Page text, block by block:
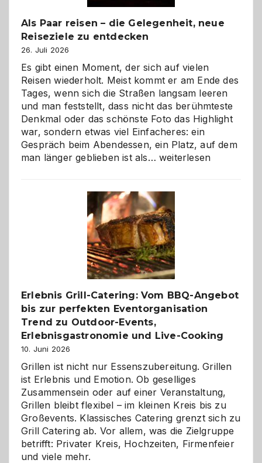
Als Paar reisen – die Gelegenheit, neue
Reiseziele zu entdecken
26. Juli 2026
Es gibt einen Moment, der sich auf vielen
Reisen wiederholt. Meist kommt er am Ende des
Tages, wenn sich die Straßen langsam leeren
und man feststellt, dass nicht das berühmteste
Denkmal oder das schönste Foto das Highlight
war, sondern etwas viel Einfacheres: ein
Gespräch beim Abendessen, ein Platz, auf dem
man länger geblieben ist als… Als
–
die
Gelegenheit,
neue
Reiseziele
zu
entdecken
weiterlesen
Erlebnis Grill-Catering: Vom BBQ-Angebot
bis zur perfekten Eventorganisation
Trend zu Outdoor-Events,
Erlebnisgastronomie und Live-Cooking
10. Juni 2026
Grillen ist nicht nur Essenszubereitung. Grillen
ist Erlebnis und Emotion. Ob geselliges
Zusammensein oder auf einer Veranstaltung,
Grillen bleibt flexibel – im kleinen Kreis bis zu
Großevents. Klassisches Catering grenzt sich zu
Grill Catering ab. Vor allem, was die Zielgruppe
betrifft: Privater Kreis, Hochzeiten, Firmenfeier
und viele mehr.